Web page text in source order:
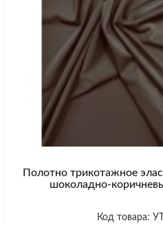
Полотно трикотажное
шоколадно-
Код товара: